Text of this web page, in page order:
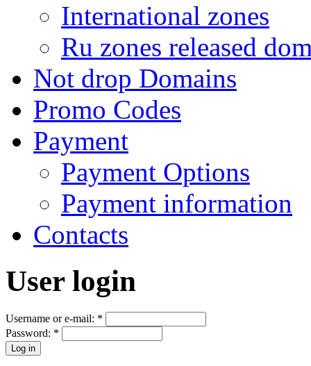
International zones
Ru zones released
Not drop Domains
Promo Codes
Payment
Payment Options
Payment information
Contacts
User login
Username or e-mail: *
Password: *